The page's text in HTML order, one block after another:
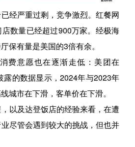
经严重过剩，竞争激烈。红餐网
数量已经超过900万家。经极海
保有量是美国的3倍有余。
费意愿也在逐渐走低：美团在
露的数据显示，2024年与2023年
城市在下滑，客单价在下滑。
以及达登饭店的经验来看，在遭
尽管会遇到较大的挑战，但也并